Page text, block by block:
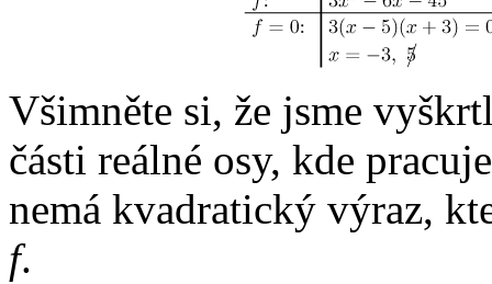
Všimněte si, že jsme
části reálné osy, kde
nemá kvadratický výraz,
f.